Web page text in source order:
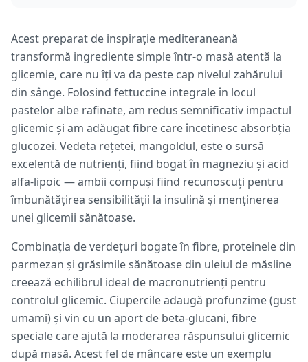
Acest preparat de inspirație mediteraneană
transformă ingrediente simple într-o masă atentă la
glicemie, care nu îți va da peste cap nivelul zahărului
din sânge. Folosind fettuccine integrale în locul
pastelor albe rafinate, am redus semnificativ impactul
glicemic și am adăugat fibre care încetinesc absorbția
glucozei. Vedeta rețetei, mangoldul, este o sursă
excelentă de nutrienți, fiind bogat în magneziu și acid
alfa-lipoic — ambii compuși fiind recunoscuți pentru
îmbunătățirea sensibilității la insulină și menținerea
unei glicemii sănătoase.
Combinația de verdețuri bogate în fibre, proteinele din
parmezan și grăsimile sănătoase din uleiul de măsline
creează echilibrul ideal de macronutrienți pentru
controlul glicemic. Ciupercile adaugă profunzime (gust
umami) și vin cu un aport de beta-glucani, fibre
speciale care ajută la moderarea răspunsului glicemic
după masă. Acest fel de mâncare este un exemplu